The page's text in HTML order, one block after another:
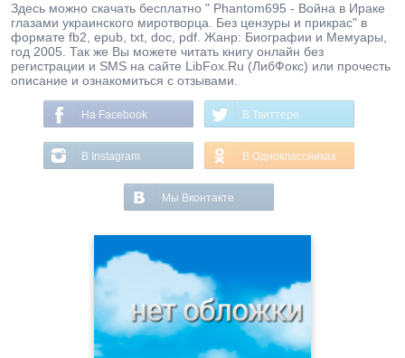
Здесь можно скачать бесплатно " Phantom695 - Война в Ираке
глазами украинского миротворца. Без цензуры и прикрас" в
формате fb2, epub, txt, doc, pdf. Жанр: Биографии и Мемуары,
год 2005. Так же Вы можете читать книгу онлайн без
регистрации и SMS на сайте LibFox.Ru (ЛибФокс) или прочесть
описание и ознакомиться с отзывами.
На Facebook В Твиттере
В Instagram В Одноклассниках
Мы Вконтакте